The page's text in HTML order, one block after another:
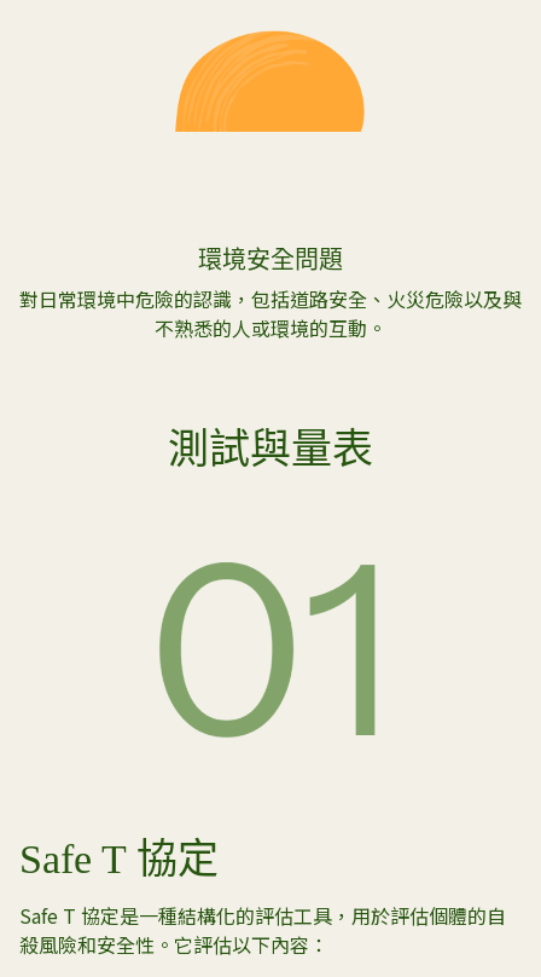
環境安全問題
對日常環境中危險的認識，包括道路安全、火災危險以及與
不熟悉的人或環境的互動。
測試與量表
Safe T 協定
Safe T 協定是一種結構化的評估工具，用於評估個體的自
殺風險和安全性。它評估以下內容：